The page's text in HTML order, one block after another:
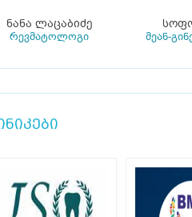
ნანა ლაცაბიძე
რევმატოლოგი მეან-